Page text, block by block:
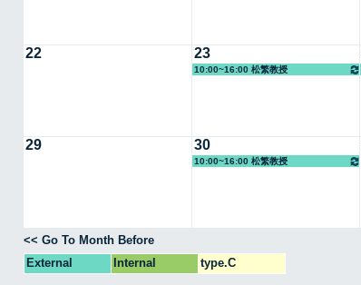
22 23
10:00~16:00 松繁教授
29 30
10:00~16:00 松繁教授
<< Go To Month Before
External
Internal type.C